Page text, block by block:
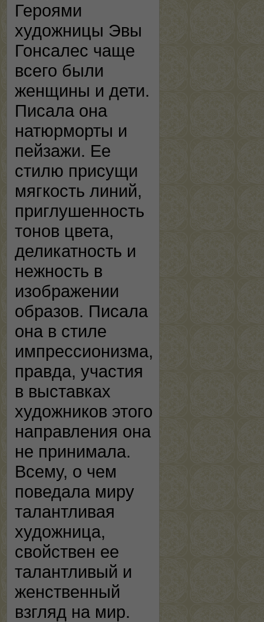
Героями
художницы Эвы
Гонсалес чаще
всего были
женщины и дети.
Писала она
натюрморты и
пейзажи. Ее
стилю присущи
мягкость линий,
приглушенность
тонов цвета,
деликатность и
нежность в
изображении
образов. Писала
она в стиле
импрессионизма,
правда, участия
в выставках
художников этого
направления она
не принимала.
Всему, о чем
поведала миру
талантливая
художница,
свойствен ее
талантливый и
женственный
взгляд на мир.